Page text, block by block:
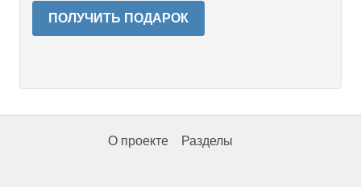
ПОЛУЧИТЬ ПОДАРОК
О проекте Разделы